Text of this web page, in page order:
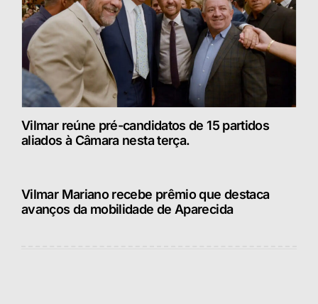
Vilmar reúne pré-candidatos de 15 partidos
aliados à Câmara nesta terça.
Vilmar Mariano recebe prêmio que destaca
avanços da mobilidade de Aparecida